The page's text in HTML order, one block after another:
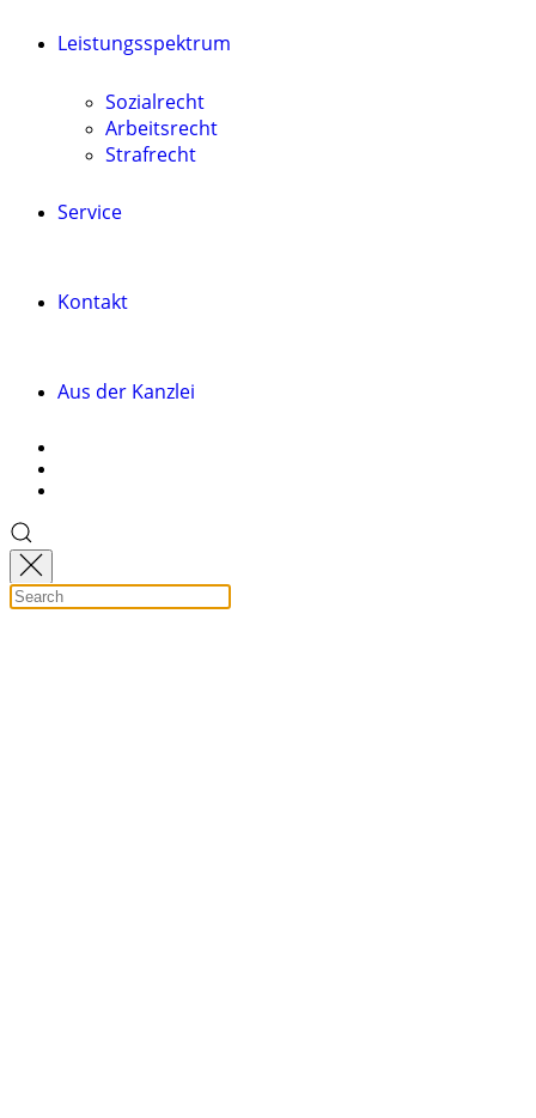
Leistungsspektrum
Sozialrecht
Arbeitsrecht
Strafrecht
Service
Kontakt
Aus der Kanzlei